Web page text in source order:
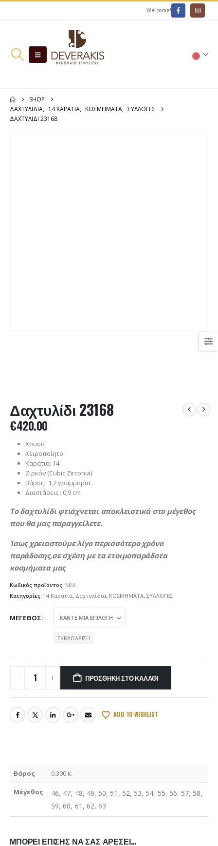
Welcome!
0
SHOP
ΔΑΧΤΥΛΊΔΙΑ, 14 ΚΑΡΆΤΙΑ, ΚΟΣΜΗΜΑΤΑ, ΣΥΛΛΟΓΕΣ
ΔΑΧΤΥΛΊΔΙ 23168
Δαχτυλίδι 23168
€420.00
Χρυσό
Χειροποίητο
Καράτια: 14
Ζιρκόν (Cubic Zirconia)
Βάρος : 1,7 γραμμάρια
Διαστάσεις : 0,9 cm
Το δαχτυλίδι φτιάχνεται αποκλειστικά στο μέγεθος
που θα μας παραγγείλετε.
Ίσως χρειαστούμε λίγο περισσότερο χρόνο
παράδοσης,σε σχέση με τα ετοιμοπαράδοτα
κοσμήματα μας
Κωδικός προϊόντος: Μ/Δ
Κατηγορίες: 14 Καράτια, Δαχτυλίδια, ΚΟΣΜΗΜΑΤΑ, ΣΥΛΛΟΓΕΣ
ΜΈΓΕΘΟΣ
ΕΚΚΑΘΆΡΙΣΗ
ΠΡΟΣΘΉΚΗ ΣΤΟ ΚΑΛΆΘΙ
ADD TO WISHLIST
Βάρος 0.300 κ.
Μέγεθος
46, 47, 48, 49, 50, 51, 52, 53, 54, 55, 56, 57, 58,
59, 60, 61, 62, 63
ΜΠΟΡΕΊ ΕΠΊΣΗΣ ΝΑ ΣΑΣ ΑΡΈΣΕΙ…